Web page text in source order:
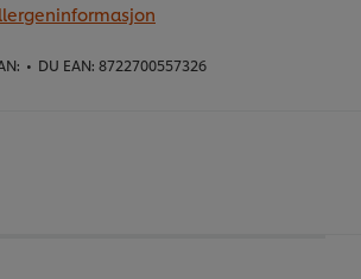
• DU EAN: 8722700557326